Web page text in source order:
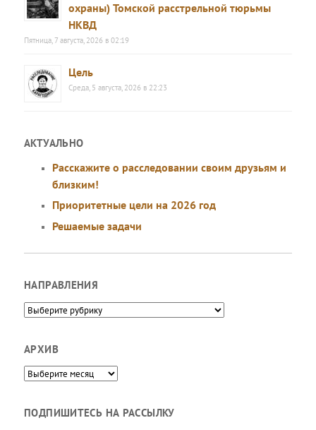
охраны) Томской расстрельной тюрьмы
НКВД
Пятница, 7 августа, 2026 в 02:19
Цель
Среда, 5 августа, 2026 в 22:23
АКТУАЛЬНО
Расскажите о расследовании своим друзьям и
близким!
Приоритетные цели на 2026 год
Решаемые задачи
НАПРАВЛЕНИЯ
Направления
АРХИВ
Архив
ПОДПИШИТЕСЬ НА РАССЫЛКУ